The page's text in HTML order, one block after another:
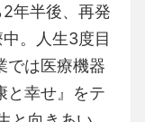
年半後、再発
。人生3度目
では医療機器
と幸せ』をテ